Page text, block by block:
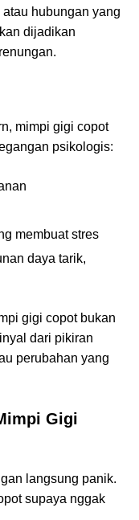
hubungan yang
dijadikan
mimpi gigi copot
psikologis:
membuat stres
daya tarik,
gigi copot bukan
dari pikiran
perubahan yang
Gigi
langsung panik.
supaya nggak